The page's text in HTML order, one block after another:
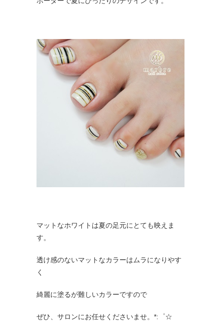
マットなホワイトは夏の足元にとても映えま
す。
透け感のないマットなカラーはムラになりやす
く
綺麗に塗るが難しいカラーですので
ぜひ、サロンにお任せくださいませ。*:゜☆